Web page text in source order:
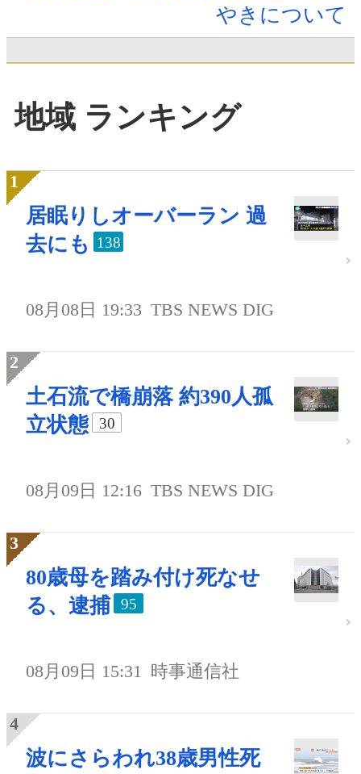
やきについて
地域 ランキング
居眠りしオーバーラン 過
去にも
138
08月08日 19:33 TBS NEWS DIG
土石流で橋崩落 約390人孤
立状態
30
08月09日 12:16 TBS NEWS DIG
80歳母を踏み付け死なせ
る、逮捕
95
08月09日 15:31 時事通信社
波にさらわれ38歳男性死